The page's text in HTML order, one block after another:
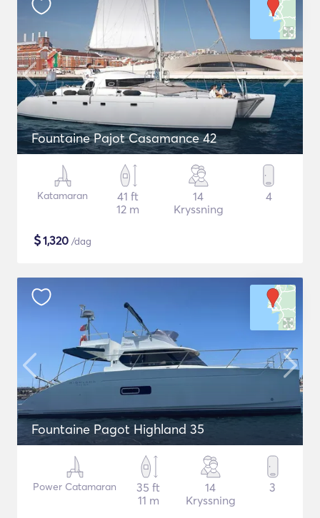
Fountaine Pajot Casamance 42
Katamaran
41 ft
12 m
14
Kryssning
4
$1,320 /dag
Fountaine Pagot Highland 35
Power Catamaran
35 ft
11 m
14
Kryssning
3